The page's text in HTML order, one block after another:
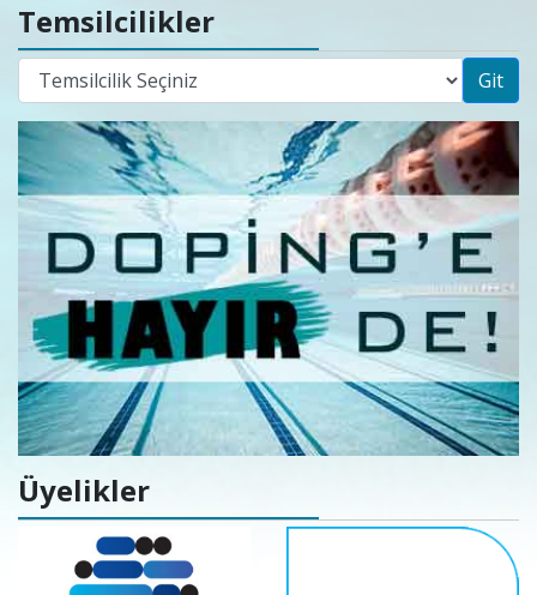
Temsilcilikler
Git
Üyelikler